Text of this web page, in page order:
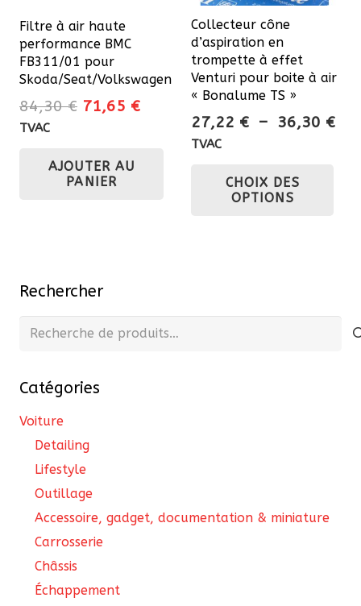
Filtre à air haute
performance BMC
FB311/01 pour
Skoda/Seat/Volkswagen
84,30€ Le
était :
84,30 €.
71,65 €Le
TVAC
AJOUTER AU
PANIER
Collecteur cône
d’aspiration en
trompette à effet
Venturi pour boite à air
« Bonalume TS »
27,22 € – 36,30 €
TVAC
CHOIX DES
OPTIONS
Rechercher
Recherche
Catégories
Voiture
Detailing
Lifestyle
Outillage
Accessoire, gadget, documentation & miniature
Carrosserie
Châssis
Échappement